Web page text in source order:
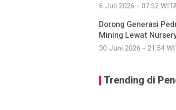
6 Juli 2026 - 07:52
Dorong Generasi
Mining Lewat
30 Juni 2026 - 21:54
Trending di